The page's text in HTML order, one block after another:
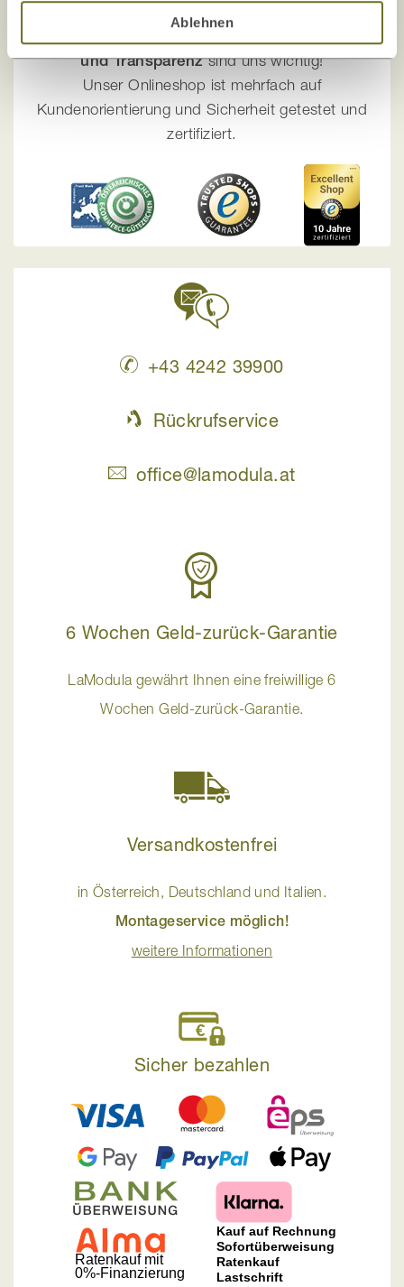
Ablehnen
Ihre Sicherheit liegt uns am Herzen!
und Transparenzsind uns wichtig!
Unser Onlineshop ist mehrfach auf
Kundenorientierung und Sicherheit getestet und
zertifiziert.
+43 4242 39900
Rückrufservice
office@lamodula.at
6 Wochen Geld-zurück-Garantie
LaModula gewährt Ihnen eine freiwillige 6
Wochen Geld-zurück-Garantie.
Versandkostenfrei
in Österreich, Deutschland und Italien.
Montageservice möglich!
weitere Informationen
Sicher bezahlen